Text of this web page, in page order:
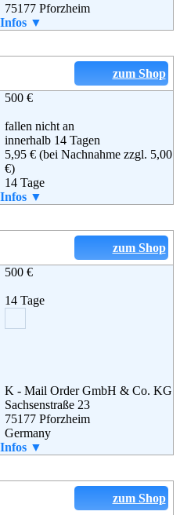
Blog,AGB
75177 Pforzheim
+49 (0) 180 - 53 20 0
▼
zum Shop
500 €
fallen nicht an
innerhalb 14 Tagen
5,95 € (bei Nachnahme zzgl. 5,00
€)
14 Tage
Ja
Ulla Popken GmbH
26178 Rastede
+49 (0) 800 - 56 66 999
▼
zum Shop
500 €
14 Tage
K - Mail Order GmbH & Co. KG
Sachsenstraße 23
75177 Pforzheim
Germany
+49 (0) 180 - 54 200
▼
zum Shop